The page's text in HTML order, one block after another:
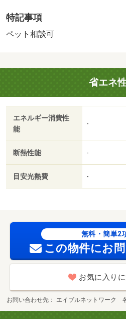
特記事項
ペット相談可
省エネ
エネルギー消費性
能
-
断熱性能 -
目安光熱費 -
無料・簡単2
この物件にお
お気に入り
お問い合わせ先 エイブルネットワーク